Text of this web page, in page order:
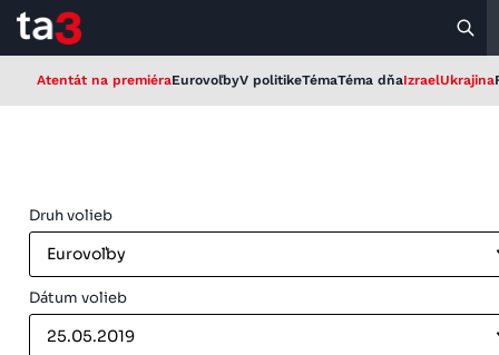
Atentát na premiéraEurovoľbyV politikeTémaTéma dňaIzraelUkrajina
Druh volieb
Eurovoľby
Dátum volieb
25.05.2019